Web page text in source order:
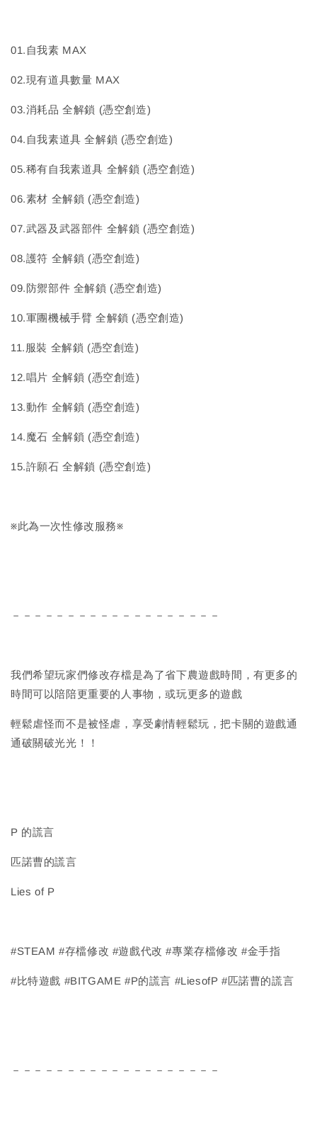
01.自我素 MAX
02.現有道具數量 MAX
03.消耗品 全解鎖 (憑空創造)
04.自我素道具 全解鎖 (憑空創造)
05.稀有自我素道具 全解鎖 (憑空創造)
06.素材 全解鎖 (憑空創造)
07.武器及武器部件 全解鎖 (憑空創造)
08.護符 全解鎖 (憑空創造)
09.防禦部件 全解鎖 (憑空創造)
10.軍團機械手臂 全解鎖 (憑空創造)
11.服裝 全解鎖 (憑空創造)
12.唱片 全解鎖 (憑空創造)
13.動作 全解鎖 (憑空創造)
14.魔石 全解鎖 (憑空創造)
15.許願石 全解鎖 (憑空創造)
※此為一次性修改服務※
－－－－－－－－－－－－－－－－－－－
我們希望玩家們修改存檔是為了省下農遊戲時間，有更多的
時間可以陪陪更重要的人事物，或玩更多的遊戲
輕鬆虐怪而不是被怪虐，享受劇情輕鬆玩，把卡關的遊戲通
通破關破光光！！
P 的謊言
匹諾曹的謊言
Lies of P
#STEAM #存檔修改 #遊戲代改 #專業存檔修改 #金手指
#比特遊戲 #BITGAME #P的謊言 #LiesofP #匹諾曹的謊言
－－－－－－－－－－－－－－－－－－－